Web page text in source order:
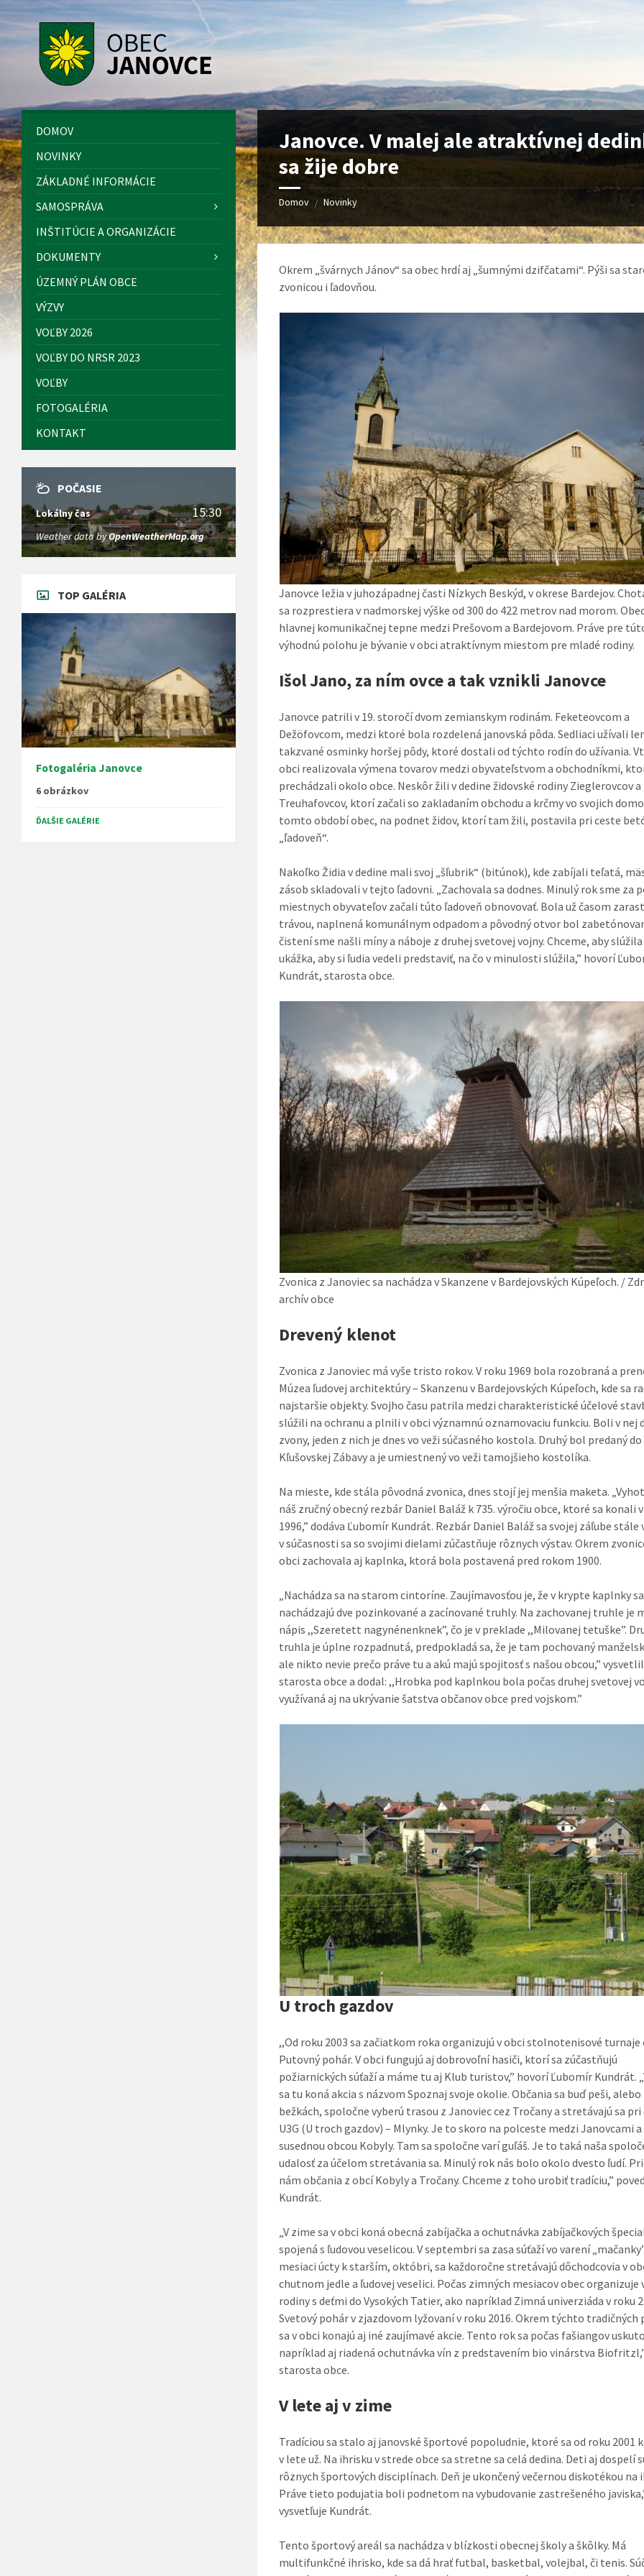
Preskočiť
na
obsah
Preskočiť
na
ľavý
panel
Preskočiť
na
pravý
panel
Preskočiť
na
pätičku
Janovce. V malej ale atraktívnej
sa žije dobre
Domov / Novinky
Okrem „švárnych Jánov“ sa obec hrdí aj „šumnými dzifčatami“. Pýši sa
zvonicou i ľadovňou.
Janovce ležia v juhozápadnej časti Nízkych Beskýd, v okrese Bardejov.
sa rozprestiera v nadmorskej výške od 300 do 422 metrov nad morom.
hlavnej komunikačnej tepne medzi Prešovom a Bardejovom. Práve pre
výhodnú polohu je bývanie v obci atraktívnym miestom pre mladé rodiny.
Išol Jano, za ním ovce a tak vznikli Janovce
Janovce patrili v 19. storočí dvom zemianskym rodinám. Feketeovcom a
Dežöfovcom, medzi ktoré bola rozdelená janovská pôda. Sedliaci užívali
takzvané osminky horšej pôdy, ktoré dostali od týchto rodín do užívania.
obci realizovala výmena tovarov medzi obyvateľstvom a obchodníkmi,
prechádzali okolo obce. Neskôr žili v dedine židovské rodiny Zieglerovcov a
Treuhafovcov, ktorí začali so zakladaním obchodu a krčmy vo svojich
tomto období obec, na podnet židov, ktorí tam žili, postavila pri ceste
„ľadoveň“.
Nakoľko Židia v dedine mali svoj „šľubrik“ (bitúnok), kde zabíjali teľatá,
zásob skladovali v tejto ľadovni. „Zachovala sa dodnes. Minulý rok sme za
miestnych obyvateľov začali túto ľadoveň obnovovať. Bola už časom
trávou, naplnená komunálnym odpadom a pôvodný otvor bol
čistení sme našli míny a náboje z druhej svetovej vojny. Chceme, aby
ukážka, aby si ľudia vedeli predstaviť, na čo v minulosti slúžila,” hovorí
Kundrát, starosta obce.
Zvonica z Janoviec sa nachádza v Skanzene v Bardejovských Kúpeľoch. /
archív obce
Drevený klenot
Zvonica z Janoviec má vyše tristo rokov. V roku 1969 bola rozobraná a
Múzea ľudovej architektúry – Skanzenu v Bardejovských Kúpeľoch, kde sa
najstaršie objekty. Svojho času patrila medzi charakteristické účelové
slúžili na ochranu a plnili v obci významnú oznamovaciu funkciu. Boli v nej
zvony, jeden z nich je dnes vo veži súčasného kostola. Druhý bol predaný do
Kľušovskej Zábavy a je umiestnený vo veži tamojšieho kostolíka.
Na mieste, kde stála pôvodná zvonica, dnes stojí jej menšia maketa.
náš zručný obecný rezbár Daniel Baláž k 735. výročiu obce, ktoré sa konali
1996,” dodáva Ľubomír Kundrát. Rezbár Daniel Baláž sa svojej záľube stále
v súčasnosti sa so svojimi dielami zúčastňuje rôznych výstav. Okrem
obci zachovala aj kaplnka, ktorá bola postavená pred rokom 1900.
„Nachádza sa na starom cintoríne. Zaujímavosťou je, že v krypte kaplnky sa
nachádzajú dve pozinkované a zacínované truhly. Na zachovanej truhle je
nápis ,,Szeretett nagynénenknek”, čo je v preklade ,,Milovanej tetuške”.
truhla je úplne rozpadnutá, predpokladá sa, že je tam pochovaný
ale nikto nevie prečo práve tu a akú majú spojitosť s našou obcou,” vysvetlil
starosta obce a dodal: ,,Hrobka pod kaplnkou bola počas druhej svetovej
využívaná aj na ukrývanie šatstva občanov obce pred vojskom.”
U troch gazdov
,,Od roku 2003 sa začiatkom roka organizujú v obci stolnotenisové turnaje
Putovný pohár. V obci fungujú aj dobrovoľní hasiči, ktorí sa zúčastňujú
požiarnických súťaží a máme tu aj Klub turistov,” hovorí Ľubomír Kundrát.
sa tu koná akcia s názvom Spoznaj svoje okolie. Občania sa buď peši, alebo
bežkách, spoločne vyberú trasou z Janoviec cez Tročany a stretávajú sa
U3G (U troch gazdov) – Mlynky. Je to skoro na polceste medzi Janovcami a
susednou obcou Kobyly. Tam sa spoločne varí guľáš. Je to taká naša
udalosť za účelom stretávania sa. Minulý rok nás bolo okolo dvesto ľudí.
nám občania z obcí Kobyly a Tročany. Chceme z toho urobiť tradíciu,”
Kundrát.
„V zime sa v obci koná obecná zabíjačka a ochutnávka zabíjačkových
spojená s ľudovou veselicou. V septembri sa zasa súťaží vo varení
mesiaci úcty k starším, októbri, sa každoročne stretávajú dôchodcovia v
chutnom jedle a ľudovej veselici. Počas zimných mesiacov obec organizuje
rodiny s deťmi do Vysokých Tatier, ako napríklad Zimná univerziáda v roku
Svetový pohár v zjazdovom lyžovaní v roku 2016. Okrem týchto tradičných
sa v obci konajú aj iné zaujímavé akcie. Tento rok sa počas fašiangov
napríklad aj riadená ochutnávka vín z predstavením bio vinárstva
starosta obce.
V lete aj v zime
Tradíciou sa stalo aj janovské športové popoludnie, ktoré sa od roku 2001
v lete už. Na ihrisku v strede obce sa stretne sa celá dedina. Deti aj dospelí
rôznych športových disciplínach. Deň je ukončený večernou diskotékou na
Práve tieto podujatia boli podnetom na vybudovanie zastrešeného
vysvetľuje Kundrát.
Tento športový areál sa nachádza v blízkosti obecnej školy a škôlky. Má
multifunkčné ihrisko, kde sa dá hrať futbal, basketbal, volejbal, či tenis.
DOMOV
NOVINKY
ZÁKLADNÉ INFORMÁCIE
SAMOSPRÁVA
INŠTITÚCIE A ORGANIZÁCIE
DOKUMENTY
ÚZEMNÝ PLÁN OBCE
VÝZVY
VOĽBY 2026
VOĽBY DO NRSR 2023
VOĽBY
FOTOGALÉRIA
KONTAKT
POČASIE
Lokálny čas 15:30
Weather data byOpenWeatherMap.org
TOP GALÉRIA
Fotogaléria Janovce
6 obrázkov
ĎALŠIE GALÉRIE